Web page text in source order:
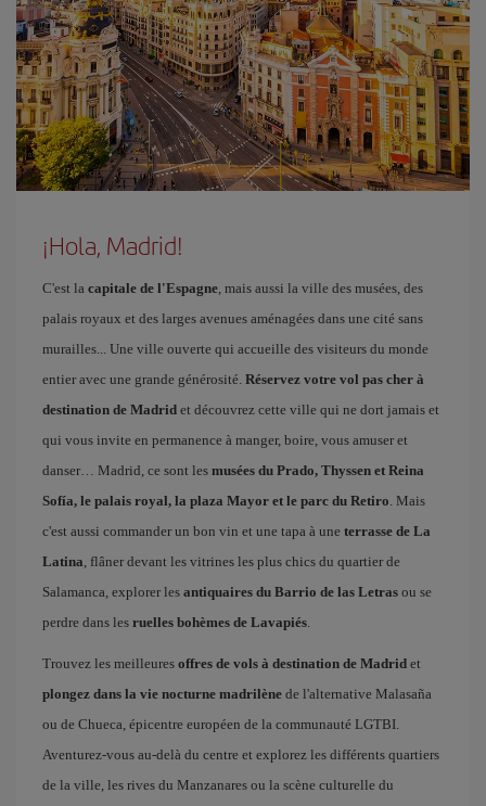
¡Hola, Madrid!
C'est la capitale de l'Espagne, mais aussi la ville des musées, des
palais royaux et des larges avenues aménagées dans une cité sans
murailles... Une ville ouverte qui accueille des visiteurs du monde
entier avec une grande générosité. Réservez votre vol pas cher à
destination de Madrid et découvrez cette ville qui ne dort jamais et
qui vous invite en permanence à manger, boire, vous amuser et
danser… Madrid, ce sont les musées du Prado, Thyssen et Reina
Sofía, le palais royal, la plaza Mayor et le parc du Retiro. Mais
c'est aussi commander un bon vin et une tapa à une terrasse de La
Latina, flâner devant les vitrines les plus chics du quartier de
Salamanca, explorer les antiquaires du Barrio de las Letras ou se
perdre dans les ruelles bohèmes de Lavapiés.
Trouvez les meilleures offres de vols à destination de Madrid et
plongez dans la vie nocturne madrilène de l'alternative Malasaña
ou de Chueca, épicentre européen de la communauté LGTBI.
Aventurez-vous au-delà du centre et explorez les différents quartiers
de la ville, les rives du Manzanares ou la scène culturelle du